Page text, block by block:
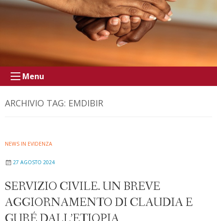
Menu
ARCHIVIO TAG: EMDIBIR
NEWS IN EVIDENZA
27 AGOSTO 2024
SERVIZIO CIVILE. UN BREVE
AGGIORNAMENTO DI CLAUDIA E